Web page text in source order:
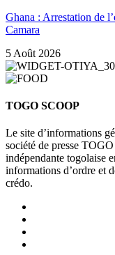
Ghana : Arrestation de
Camara
5 Août 2026
TOGO SCOOP
Le site d’informations
société de presse
indépendante togolaise
informations d’ordre et
crédo.